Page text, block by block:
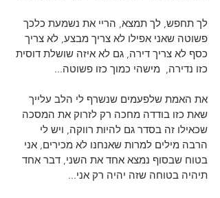
לך תחפש, לך תמצא, הריי את נשמעת כלכך
פשוטה שאני אפילו לא צריך מבצע, לא צריך
כסף לא צריך דירה, גם לא איזה שושלת דוסית
כזו נדירה,  מישהי כמוך כזו פשוטה...
את האמת שלפעמים שנשרף לי הלב עלייך
שאת כזו בודדה מחכה רק לזרוק את המסכה
שכאילו זה בסדר גם להיות רווקה, ויש לי
הרבה מילים למרות שאנחנו לא מכירים, אני
בטוח שבסוף נמצא אחד את השני, דבר אחד
תיהיה בטוחה שזה יהיה רק אני...